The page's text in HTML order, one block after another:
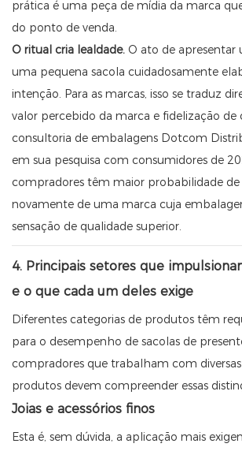
prática é uma peça de mídia da marca
do ponto de venda.
O ritual cria lealdade. O ato de apresentar
uma pequena sacola cuidadosamente
intenção. Para as marcas, isso se traduz
valor percebido da marca e fidelização de
consultoria de embalagens Dotcom
em sua pesquisa com consumidores de
compradores têm maior probabilidade
novamente de uma marca cuja
sensação de qualidade superior.
4. Principais setores que
e o que cada um deles exige
Diferentes categorias de produtos têm
para o desempenho de sacolas de
compradores que trabalham com
produtos devem compreender essas
Joias e acessórios finos
Esta é, sem dúvida, a aplicação mais